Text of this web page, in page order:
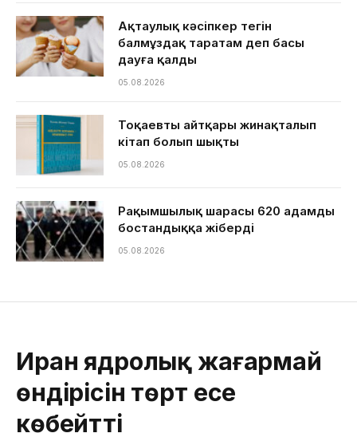
Ақтаулық кәсіпкер тегін
балмұздақ таратам деп басы
дауға қалды
05.08.2026
Тоқаевтың айтқары жинақталып
кітап болып шықты
05.08.2026
Рақымшылық шарасы 620 адамды
бостандыққа жіберді
05.08.2026
Иран ядролық жағармай
өндірісін төрт есе
көбейтті